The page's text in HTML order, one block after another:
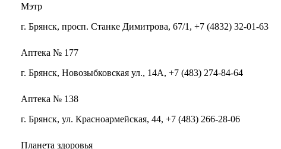
Мэтр
г. Брянск, просп. Станке Димитрова, 67/1, +7 (4832) 32-01-63
Аптека № 177
г. Брянск, Новозыбковская ул., 14А, +7 (483) 274-84-64
Аптека № 138
г. Брянск, ул. Красноармейская, 44, +7 (483) 266-28-06
Планета здоровья